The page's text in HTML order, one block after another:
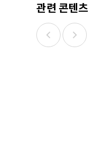
관련 콘텐츠